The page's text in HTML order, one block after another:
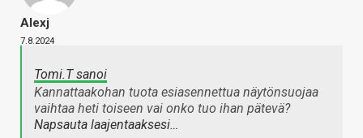
Alexj
7.8.2024
Tomi.T sanoi
Kannattaakohan tuota esiasennettua näytönsuojaa
vaihtaa heti toiseen vai onko tuo ihan pätevä?
Napsauta laajentaaksesi…